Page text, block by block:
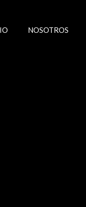
NOSOTROS